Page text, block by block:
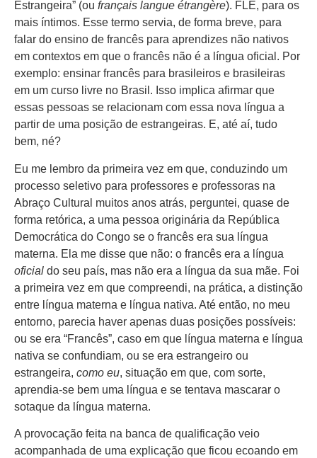
Estrangeira” (ou français langue étrangère). FLE, para os
mais íntimos. Esse termo servia, de forma breve, para
falar do ensino de francês para aprendizes não nativos
em contextos em que o francês não é a língua oficial. Por
exemplo: ensinar francês para brasileiros e brasileiras
em um curso livre no Brasil. Isso implica afirmar que
essas pessoas se relacionam com essa nova língua a
partir de uma posição de estrangeiras. E, até aí, tudo
bem, né?
Eu me lembro da primeira vez em que, conduzindo um
processo seletivo para professores e professoras na
Abraço Cultural muitos anos atrás, perguntei, quase de
forma retórica, a uma pessoa originária da República
Democrática do Congo se o francês era sua língua
materna. Ela me disse que não: o francês era a língua
oficial do seu país, mas não era a língua da sua mãe. Foi
a primeira vez em que compreendi, na prática, a distinção
entre língua materna e língua nativa. Até então, no meu
entorno, parecia haver apenas duas posições possíveis:
ou se era “Francês”, caso em que língua materna e língua
nativa se confundiam, ou se era estrangeiro ou
estrangeira, como eu, situação em que, com sorte,
aprendia-se bem uma língua e se tentava mascarar o
sotaque da língua materna.
A provocação feita na banca de qualificação veio
acompanhada de uma explicação que ficou ecoando em